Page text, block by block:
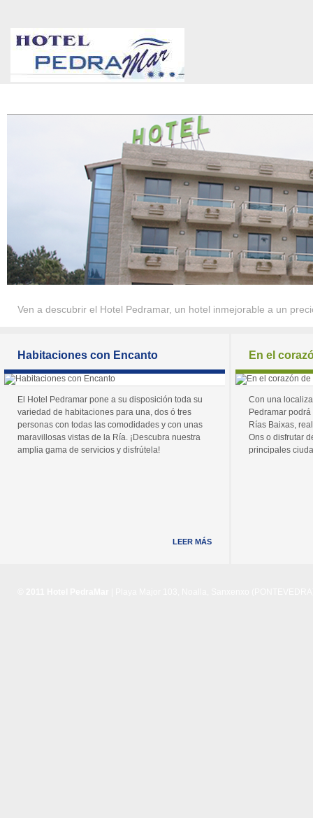
Ven a descubrir el Hotel Pedramar, un hotel inmejorable a un
Habitaciones con Encanto
El Hotel Pedramar pone a su disposición toda su
variedad de habitaciones para una, dos ó tres
personas con todas las comodidades y con unas
maravillosas vistas de la Ría. ¡Descubra nuestra
amplia gama de servicios y disfrútela!
LEER MÁS
En el
Con una
Pedramar
Rías Baixas,
Ons o disfrutar
principales